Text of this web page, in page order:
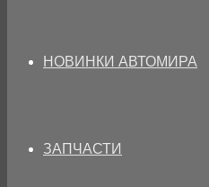
НОВИНКИ АВТОМИРА
ЗАПЧАСТИ